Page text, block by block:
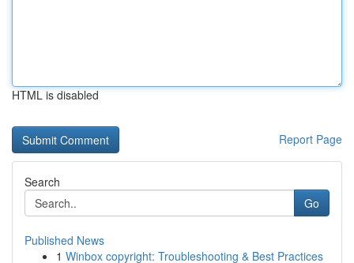
HTML is disabled
Report Page
Search
Go
Published News
1 Winbox copyright: Troubleshooting & Best Practices